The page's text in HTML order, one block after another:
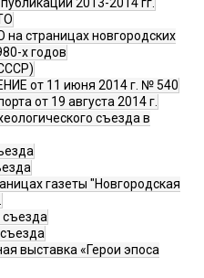
2013-2014 гг.
на страницах новгородских
х годов
от 11 июня 2014 г. № 540
от 19 августа 2014 г.
съезда в
газеты "Новгородская
съезда
съезда
выставка «Герои эпоса